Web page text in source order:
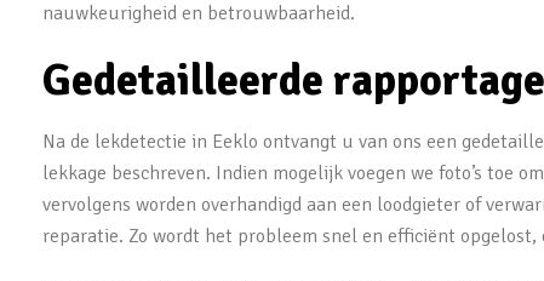
nauwkeurigheid en betrouwbaarheid.
Gedetailleerde
Na de lekdetectie in Eeklo ontvangt u van ons een
lekkage beschreven. Indien mogelijk voegen we foto’s toe
vervolgens worden overhandigd aan een loodgieter of
reparatie. Zo wordt het probleem snel en efficiënt